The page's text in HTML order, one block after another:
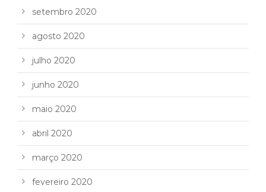
setembro 2020
agosto 2020
julho 2020
junho 2020
maio 2020
abril 2020
março 2020
fevereiro 2020